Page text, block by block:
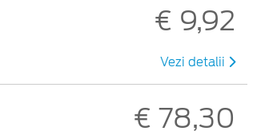
€ 9,92
Vezi detalii
€ 78,30